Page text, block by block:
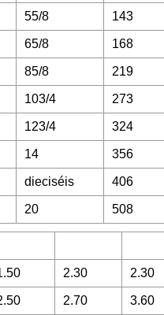
55/8 143
65/8 168
85/8 219
103/4 273
123/4 324
14 356
dieciséis 406
20 508
2.30 2.30
2.70 3.60